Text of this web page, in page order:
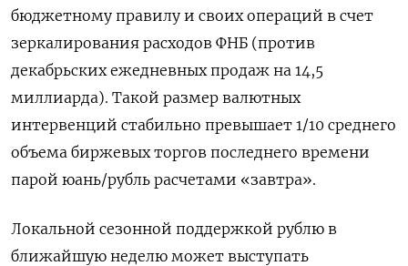
бюджетному правилу и своих операций в счет
зеркалирования расходов ФНБ (против
декабрьских ежедневных продаж на 14,5
миллиарда). Такой размер валютных
интервенций стабильно превышает 1/10 среднего
объема ⁠биржевых торгов последнего времени
парой юань/рубль расчетами «завтра».
Локальной ‍сезонной поддержкой рублю в
ближайшую неделю может выступать